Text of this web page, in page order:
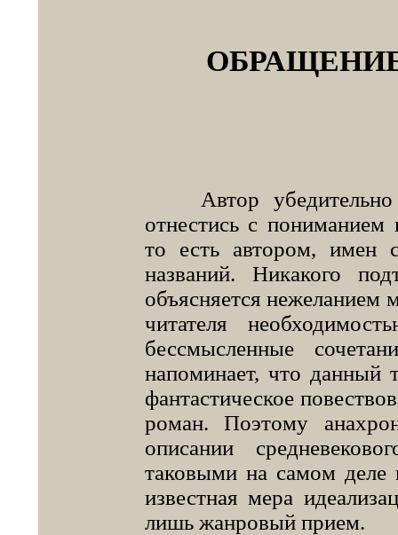
Автор убедительно
отнестись с
то есть автором, имен
названий. Никакого
объясняется нежеланием
читателя
бессмысленные
напоминает, что данный
фантастическое
роман. Поэтому
описании
таковыми на самом деле
известная мера
лишь жанровый прием.